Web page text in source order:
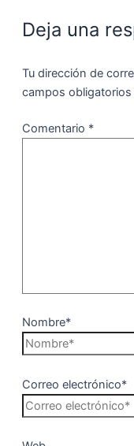
Deja una
Tu dirección de
campos
Comentario *
Nombre*
Correo electrónico*